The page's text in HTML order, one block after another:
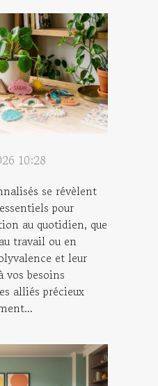
10:28
se révèlent
pour
au quotidien, que
travail ou en
et leur
vos besoins
alliés précieux